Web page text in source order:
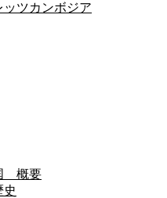
ツカンボジア
概要